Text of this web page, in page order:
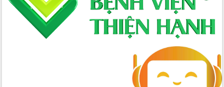
Ứng dụng sinh trắc học - Bước tiến
trong hành trình chuyển đổi số tại Đắk
Đắk Lắk nâng cao hiệu quả công tác